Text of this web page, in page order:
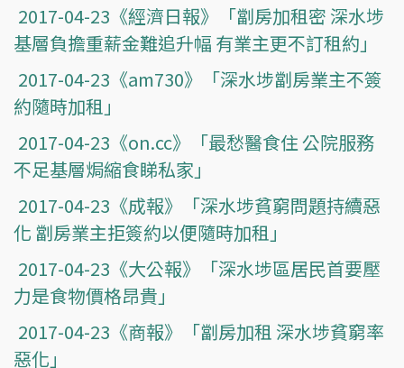
2017-04-23《經濟日報》「劏房加租密 深水埗
基層負擔重薪金難追升幅 有業主更不訂租約」
2017-04-23《am730》「深水埗劏房業主不簽
約隨時加租」
2017-04-23《on.cc》「最愁醫食住 公院服務
不足基層焗縮食睇私家」
2017-04-23《成報》「深水埗貧窮問題持續惡
化 劏房業主拒簽約以便隨時加租」
2017-04-23《大公報》「深水埗區居民首要壓
力是食物價格昂貴」
2017-04-23《商報》「劏房加租 深水埗貧窮率
惡化」